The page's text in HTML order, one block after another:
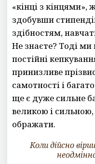
«кінці з кінцями»,
здобувши
здібностям,
Не знаєте? Тоді
постійні
принизливе
самотності і
ще є дуже сильне
великою і
ображати.
Коли дійсно